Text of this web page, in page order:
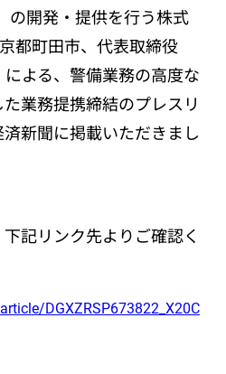
の開発・提供を行う株式
都町田市、代表取締役
による、警備業務の高度な
業務提携締結のプレスリ
新聞に掲載いただきまし
記リンク先よりご確認く
DGXZRSP673822_X20C